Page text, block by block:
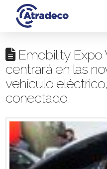
Emobility Expo
centrará en las
vehículo
conectado